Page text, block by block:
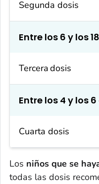
Segunda dosis
Entre los 6 y los
Terceradosis
Entre los 4 y los
Cuarta dosis
Los niños que se
todas las dosis